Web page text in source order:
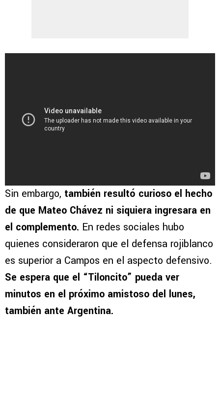
Sin embargo, también resultó curioso el hecho
de que Mateo Chávez ni siquiera ingresara en
el complemento. En redes sociales hubo
quienes consideraron que el defensa rojiblanco
es superior a Campos en el aspecto defensivo.
Se espera que el “Tiloncito” pueda ver
minutos en el próximo amistoso del lunes,
también ante Argentina.